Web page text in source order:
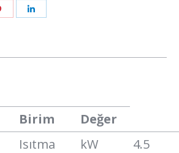
Share
Birim
Değer
Isıtma kW
4.5